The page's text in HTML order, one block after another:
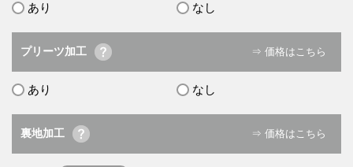
あり なし
プリーツ加工 ⇒ 価格はこちら
あり なし
裏地加工 ⇒ 価格はこちら